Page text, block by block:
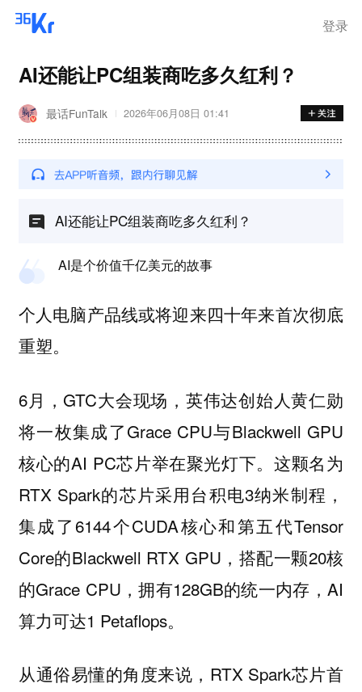
登录
AI还能让PC组装商吃多久红利？
最话FunTalk 2026年06月08日 01:41
AI还能让PC组装商吃多久红利？
AI是个价值千亿美元的故事
个人电脑产品线或将迎来四十年来首次彻底
重塑。
6月，GTC大会现场，英伟达创始人黄仁勋
将一枚集成了Grace CPU与Blackwell GPU
核心的AI PC芯片举在聚光灯下。这颗名为
RTX Spark的芯片采用台积电3纳米制程，
集成了6144个CUDA核心和第五代Tensor
Core的Blackwell RTX GPU，搭配一颗20核
的Grace CPU，拥有128GB的统一内存，AI
算力可达1 Petaflops。
从通俗易懂的角度来说，RTX Spark芯片首